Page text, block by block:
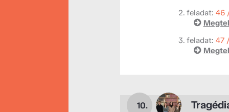
2. feladat: 46
3. feladat: 47
10.